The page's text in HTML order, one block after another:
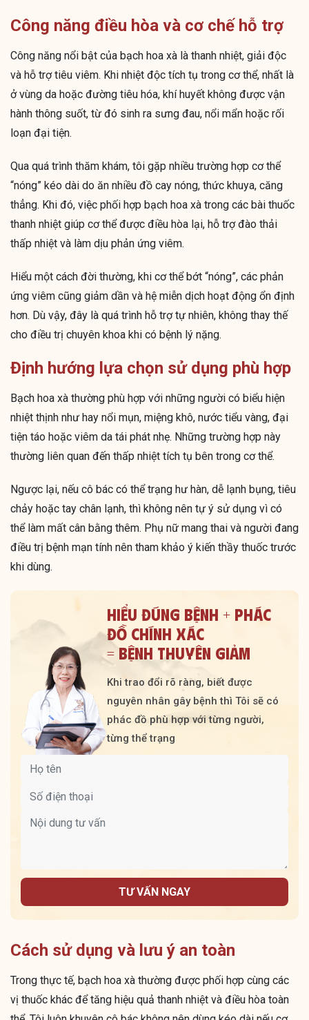
Công năng điều hòa và cơ chế hỗ trợ
Công năng nổi bật của bạch hoa xà là thanh nhiệt, giải độc
và hỗ trợ tiêu viêm. Khi nhiệt độc tích tụ trong cơ thể, nhất là
ở vùng da hoặc đường tiêu hóa, khí huyết không được vận
hành thông suốt, từ đó sinh ra sưng đau, nổi mẩn hoặc rối
loạn đại tiện.
Qua quá trình thăm khám, tôi gặp nhiều trường hợp cơ thể
“nóng” kéo dài do ăn nhiều đồ cay nóng, thức khuya, căng
thẳng. Khi đó, việc phối hợp bạch hoa xà trong các bài thuốc
thanh nhiệt giúp cơ thể được điều hòa lại, hỗ trợ đào thải
thấp nhiệt và làm dịu phản ứng viêm.
Hiểu một cách đời thường, khi cơ thể bớt “nóng”, các phản
ứng viêm cũng giảm dần và hệ miễn dịch hoạt động ổn định
hơn. Dù vậy, đây là quá trình hỗ trợ tự nhiên, không thay thế
cho điều trị chuyên khoa khi có bệnh lý nặng.
Định hướng lựa chọn sử dụng phù hợp
Bạch hoa xà thường phù hợp với những người có biểu hiện
nhiệt thịnh như hay nổi mụn, miệng khô, nước tiểu vàng, đại
tiện táo hoặc viêm da tái phát nhẹ. Những trường hợp này
thường liên quan đến thấp nhiệt tích tụ bên trong cơ thể.
Ngược lại, nếu cô bác có thể trạng hư hàn, dễ lạnh bụng, tiêu
chảy hoặc tay chân lạnh, thì không nên tự ý sử dụng vì có
thể làm mất cân bằng thêm. Phụ nữ mang thai và người đang
điều trị bệnh mạn tính nên tham khảo ý kiến thầy thuốc trước
khi dùng.
HIỂU ĐÚNG BỆNH + PHÁC
ĐỒ CHÍNH XÁC
= BỆNH THUYÊN GIẢM
Khi trao đổi rõ ràng, biết được
nguyên nhân gây bệnh thì Tôi sẽ có
phác đồ phù hợp với từng người,
từng thể trạng
TƯ VẤN NGAY
Cách sử dụng và lưu ý an toàn
Trong thực tế, bạch hoa xà thường được phối hợp cùng các
vị thuốc khác để tăng hiệu quả thanh nhiệt và điều hòa toàn